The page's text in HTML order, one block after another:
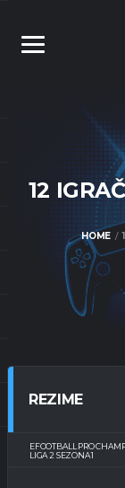
12
HOME
REZIME
EFOOTBALL PRO
LIGA 2 SEZONA 1